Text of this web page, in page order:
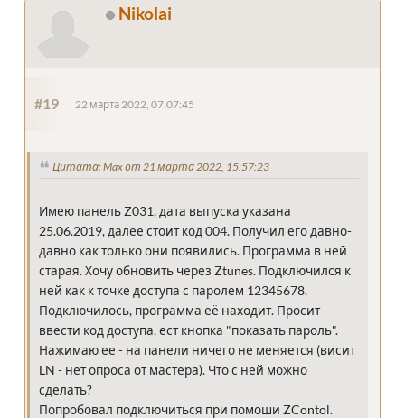
Nikolai
#19 22 марта 2022, 07:07:45
Цитата: Max от 21 марта 2022, 15:57:23
Имею панель Z031, дата выпуска указана
25.06.2019, далее стоит код 004. Получил его давно-
давно как только они появились. Программа в ней
старая. Хочу обновить через Ztunes. Подключился к
ней как к точке доступа с паролем 12345678.
Подключилось, программа её находит. Просит
ввести код доступа, ест кнопка "показать пароль".
Нажимаю ее - на панели ничего не меняется (висит
LN - нет опроса от мастера). Что с ней можно
сделать?
Попробовал подключиться при помоши ZContol.